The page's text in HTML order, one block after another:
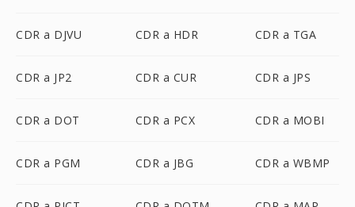
CDR a DJVU CDR a HDR CDR a TGA
CDR a JP2 CDR a CUR CDR a JPS
CDR a DOT CDR a PCX CDR a MOBI
CDR a PGM CDR a JBG CDR a WBMP